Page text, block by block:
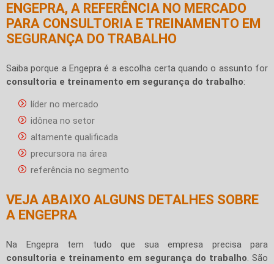
ENGEPRA, A REFERÊNCIA NO MERCADO
PARA CONSULTORIA E TREINAMENTO EM
SEGURANÇA DO TRABALHO
Saiba porque a Engepra é a escolha certa quando o assunto for
consultoria e treinamento em segurança do trabalho:
líder no mercado
idônea no setor
altamente qualificada
precursora na área
referência no segmento
VEJA ABAIXO ALGUNS DETALHES SOBRE
A ENGEPRA
Na Engepra tem tudo que sua empresa precisa para
consultoria e treinamento em segurança do trabalho. São